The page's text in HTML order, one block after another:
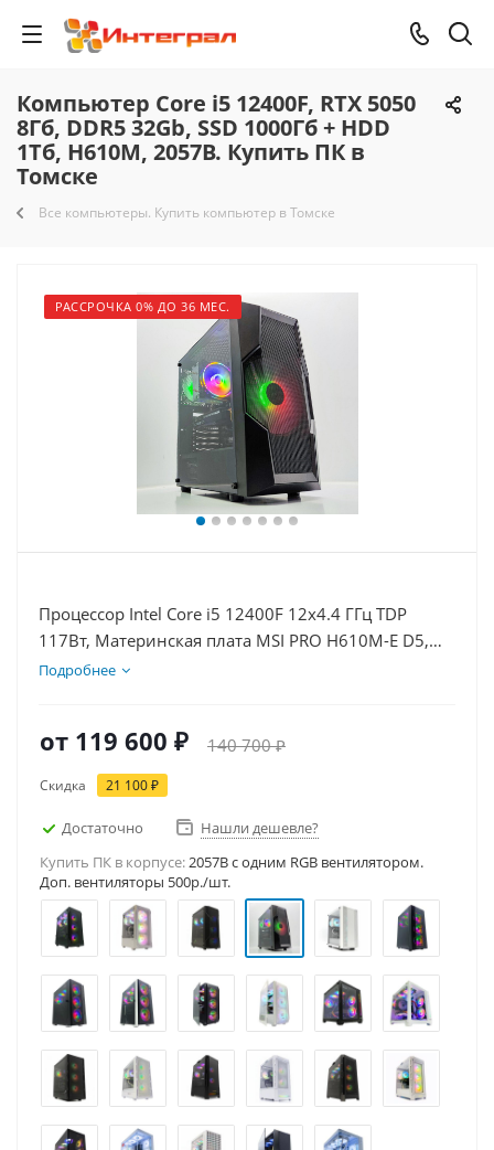
Компьютер Core i5 12400F, RTX 5050
8Гб, DDR5 32Gb, SSD 1000Гб + HDD
1Тб, H610M, 2057B. Купить ПК в
Томске
Все компьютеры. Купить компьютер в Томске
РАССРОЧКА 0% ДО 36 МЕС.
Процессор Intel Core i5 12400F 12x4.4 ГГц TDP
117Вт, Материнская плата MSI PRO H610M-E D5,
Видеокарта RTX 5050 8Гб, Память DDR5 32Gb,
Подробнее
от 119 600 ₽ 140 700 ₽
Скидка 21 100 ₽
Достаточно
Нашли дешевле?
Купить ПК в корпусе:2057B c одним RGB вентилятором.
Доп. вентиляторы 500р./шт.